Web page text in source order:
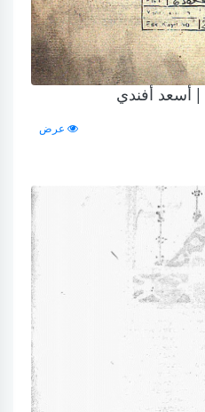
| أسعد أفندي
عرض